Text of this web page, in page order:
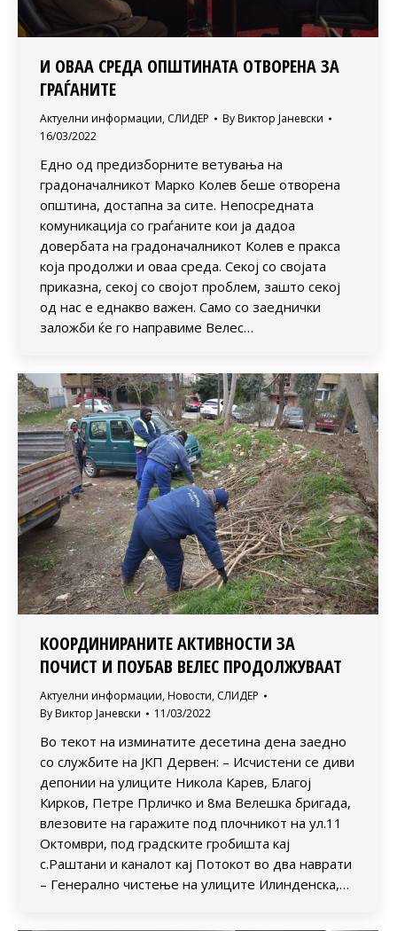
И ОВАА СРЕДА ОПШТИНАТА ОТВОРЕНА ЗА
ГРАЃАНИТЕ
Актуелни информации, СЛИДЕР By Виктор Јаневски
16/03/2022
Едно од предизборните ветувања на
градоначалникот Марко Колев беше отворена
општина, достапна за сите. Непосредната
комуникација со граѓаните кои ја дадоа
довербата на градоначалникот Колев е пракса
која продолжи и оваа среда. Секој со својата
приказна, секој со својот проблем, зашто секој
од нас е еднакво важен. Само со заеднички
заложби ќе го направиме Велес…
КООРДИНИРАНИТЕ АКТИВНОСТИ ЗА
ПОЧИСТ И ПОУБАВ ВЕЛЕС ПРОДОЛЖУВААТ
Актуелни информации, Новости, СЛИДЕР
By Виктор Јаневски 11/03/2022
Во текот на изминатите десетина дена заедно
со службите на ЈКП Дервен: – Исчистени се диви
депонии на улиците Никола Карев, Благој
Кирков, Петре Прличко и 8ма Велешка бригада,
влезовите на гаражите под плочникот на ул.11
Октомври, под градските гробишта кај
с.Раштани и каналот кај Потокот во два наврати
– Генерално чистење на улиците Илинденска,…